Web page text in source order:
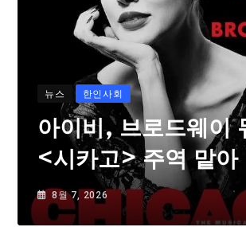
뉴스 한인사회
아이비, 브로드웨이
<시카고> 주역 맡아
8월 7, 2026